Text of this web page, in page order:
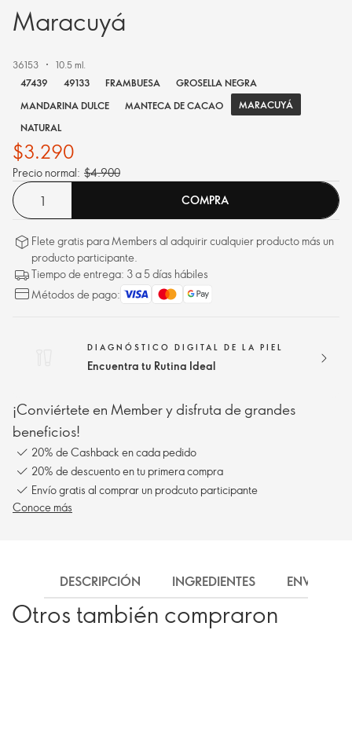
Maracuyá
36153
10.5 ml.
47439
49133 FRAMBUESA
GROSELLA NEGRA
MANDARINA DULCE
MANTECA DE CACAO
MARACUYÁ
NATURAL
$3.290
Precio normal: $4.900
COMPRA
Flete gratis para Members al adquirir cualquier producto más un
producto participante.
Tiempo de entrega: 3 a 5 días hábiles
Métodos de pago:
DIAGNÓSTICO DIGITAL DE LA PIEL
Encuentra tu Rutina Ideal
¡Conviértete en Member y disfruta de grandes
beneficios!
20% de Cashback en cada pedido
20% de descuento en tu primera compra
Envío gratis al comprar un prodcuto participante
Conoce más
DESCRIPCIÓN INGREDIENTES ENVÍO
Otros también compraron